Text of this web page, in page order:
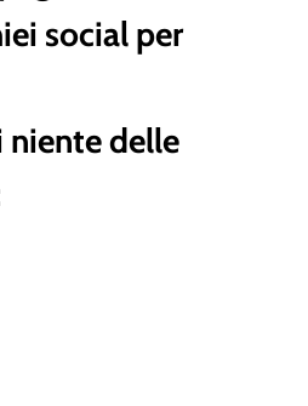
social per
niente delle